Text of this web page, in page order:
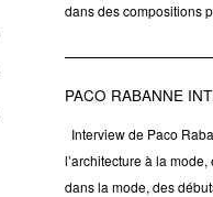
dans des compositions
PACO RABANNE
Interview de Paco
l’architecture à la
dans la mode, des